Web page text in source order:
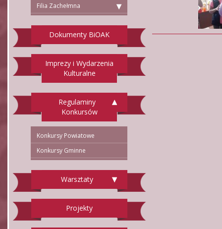
Filia Zachełmna
Dokumenty BiOAK
Imprezy i Wydarzenia
Kulturalne
Regulaminy
Konkursów
Konkursy Powiatowe
Konkursy Gminne
Warsztaty
Projekty